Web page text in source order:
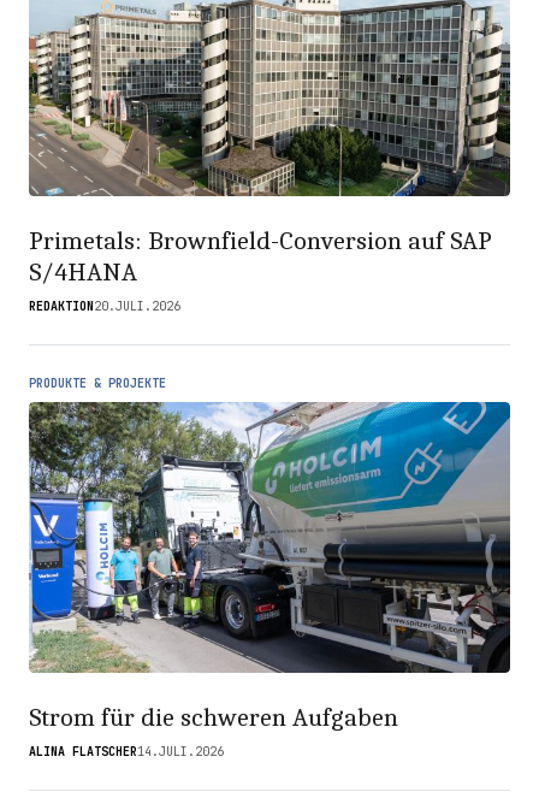
Primetals: Brownfield-Conversion auf SAP
S/4HANA
REDAKTION 20.JULI.2026
PRODUKTE & PROJEKTE
Strom für die schweren Aufgaben
ALINA FLATSCHER14.JULI.2026